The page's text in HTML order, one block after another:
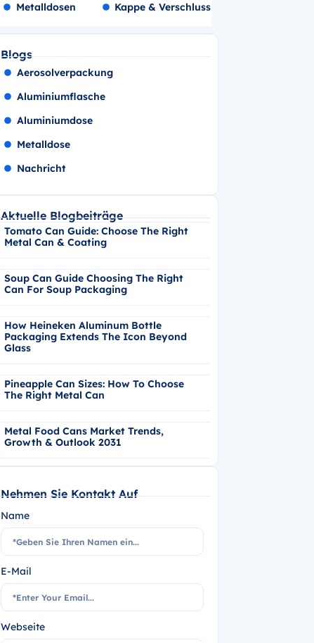
Metalldosen
Kappe & Verschluss
Blogs
Aerosolverpackung
Aluminiumflasche
Aluminiumdose
Metalldose
Nachricht
Aktuelle Blogbeiträge
Tomato Can Guide: Choose The Right
Metal Can & Coating
Soup Can Guide Choosing The Right
Can For Soup Packaging
How Heineken Aluminum Bottle
Packaging Extends The Icon Beyond
Glass
Pineapple Can Sizes: How To Choose
The Right Metal Can
Metal Food Cans Market Trends,
Growth & Outlook 2031
Nehmen Sie Kontakt Auf
Name
E-Mail
Webseite